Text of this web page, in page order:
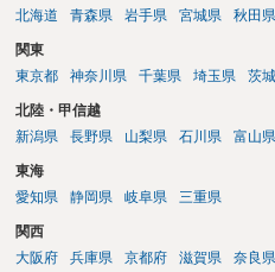
北海道
青森県 岩手県 宮城県 秋田県
関東
東京都
神奈川県 千葉県 埼玉県 茨
北陸・甲信越
新潟県
長野県 山梨県 石川県 富山県
東海
愛知県
静岡県 岐阜県 三重県
関西
大阪府
兵庫県 京都府 滋賀県 奈良県